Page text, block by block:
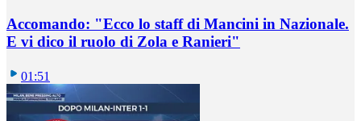
Accomando: "Ecco lo staff di Mancini in Nazionale.
E vi dico il ruolo di Zola e Ranieri"
01:51